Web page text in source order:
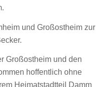
und Großostheim zur
Großostheim und den
hoffentlich ohne
Heimatstadtteil Damm